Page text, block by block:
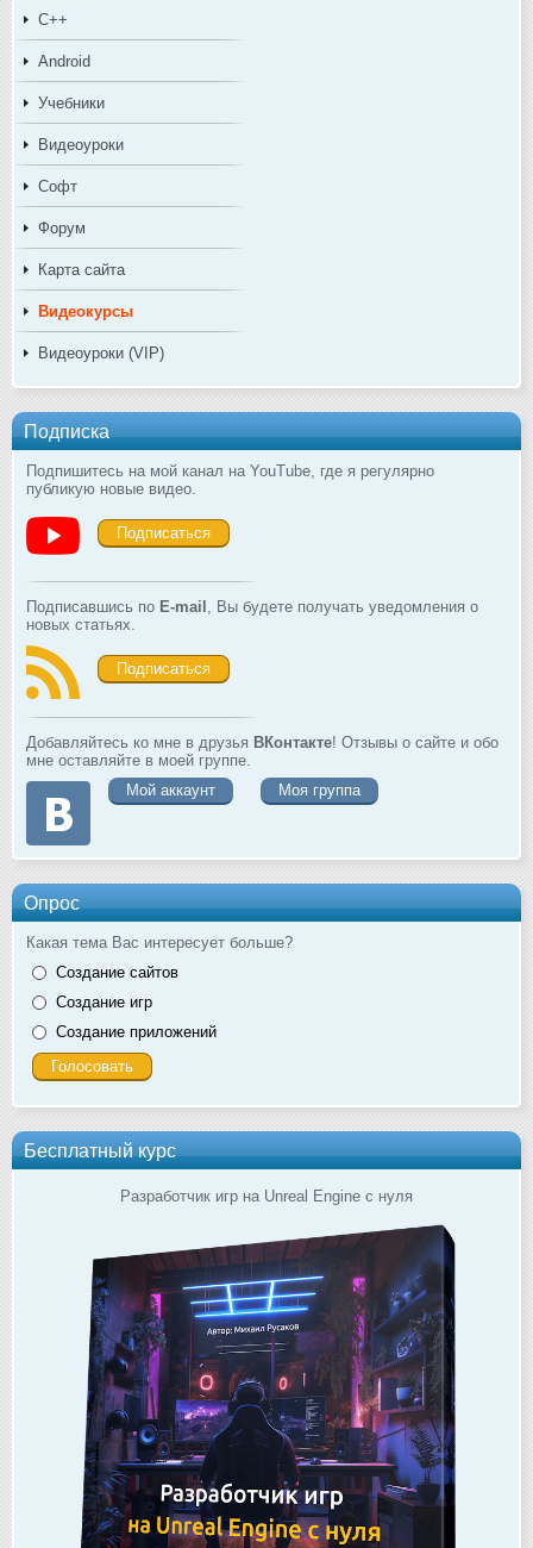
C++
Android
Учебники
Видеоуроки
Софт
Форум
Карта сайта
Видеокурсы
Видеоуроки (VIP)
Подписка
Подпишитесь на мой канал на YouTube, где я регулярно
публикую новые видео.
Подписаться
Подписавшись по E-mail , Вы будете получать уведомления о
новых статьях.
Подписаться
Добавляйтесь ко мне в друзья ВКонтакте! Отзывы о сайте и обо
мне оставляйте в моей группе.
Мой аккаунт
Моя группа
Опрос
Какая тема Вас интересует больше?
Создание сайтов
Создание игр
Создание приложений
Бесплатный курс
Разработчик игр на Unreal Engine с нуля